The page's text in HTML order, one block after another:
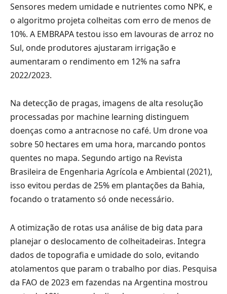
Sensores medem umidade e nutrientes como NPK, e
o algoritmo projeta colheitas com erro de menos de
10%. A EMBRAPA testou isso em lavouras de arroz no
Sul, onde produtores ajustaram irrigação e
aumentaram o rendimento em 12% na safra
2022/2023.
Na detecção de pragas, imagens de alta resolução
processadas por machine learning distinguem
doenças como a antracnose no café. Um drone voa
sobre 50 hectares em uma hora, marcando pontos
quentes no mapa. Segundo artigo na Revista
Brasileira de Engenharia Agrícola e Ambiental (2021),
isso evitou perdas de 25% em plantações da Bahia,
focando o tratamento só onde necessário.
A otimização de rotas usa análise de big data para
planejar o deslocamento de colheitadeiras. Integra
dados de topografia e umidade do solo, evitando
atolamentos que param o trabalho por dias. Pesquisa
da FAO de 2023 em fazendas na Argentina mostrou